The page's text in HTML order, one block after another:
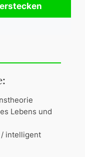
Lebens und
/ intelligent